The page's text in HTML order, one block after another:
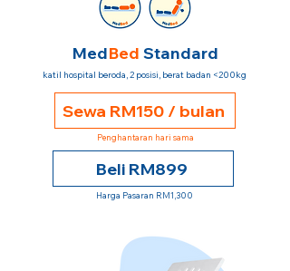
MedBed Standard
katil hospital beroda, 2 posisi, berat badan <200kg
Sewa RM150 / bulan
Penghantaran hari sama
Beli RM899
Harga Pasaran RM1,300